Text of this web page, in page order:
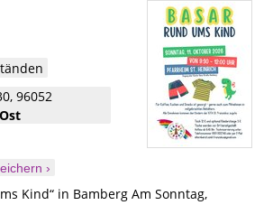
,96052
›
Kind“ in Bamberg Am Sonntag,